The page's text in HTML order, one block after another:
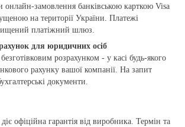
онлайн-замовлення банківською карткою Visa
на території України. Платежі
платіжний шлюз.
для юридичних осіб
розрахунком - у касі будь-якого
рахунку вашої компанії. На запит
документи.
офіційна гарантія від виробника. Термін та